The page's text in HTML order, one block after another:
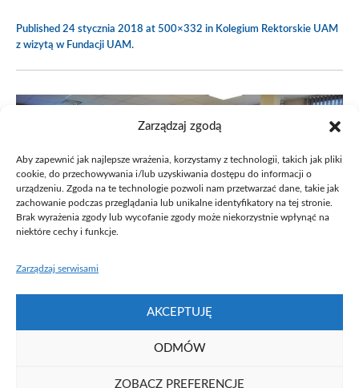
Zarządzaj zgodą
Aby zapewnić jak najlepsze wrażenia, korzystamy z technologii, takich jak pliki
cookie, do przechowywania i/lub uzyskiwania dostępu do informacji o
urządzeniu. Zgoda na te technologie pozwoli nam przetwarzać dane, takie jak
zachowanie podczas przeglądania lub unikalne identyfikatory na tej stronie.
Brak wyrażenia zgody lub wycofanie zgody może niekorzystnie wpłynąć na
niektóre cechy i funkcje.
Zarządzaj serwisami
AKCEPTUJĘ
ODMÓW
ZOBACZ PREFERENCJE
Published 24 stycznia 2018 at 500×332 in Kolegium Rektorskie UAM
z wizytą w Fundacji UAM.